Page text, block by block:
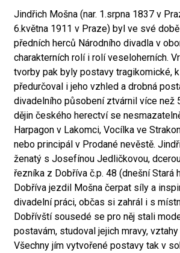
Jindřich Mošna (nar. 1.srpna 1837 v
6.května 1911 v Praze) byl ve své
předních herců Národního divadla v
charakterních rolí i rolí veseloherních.
tvorby pak byly postavy tragikomické,
předurčoval i jeho vzhled a drobná
divadelního působení ztvárnil více než
dějin českého herectví se
Harpagon v Lakomci, Vocílka ve
nebo principál v Prodané nevěstě.
ženatý s Josefínou Jedličkovou,
řezníka z Dobříva č.p. 48 (dnešní Stará
Dobříva jezdil Mošna čerpat síly a
divadelní práci, občas si zahrál i s
Dobřívští sousedé se pro něj stali
postavám, studoval jejich mravy, vztahy
Všechny jím vytvořené postavy tak v